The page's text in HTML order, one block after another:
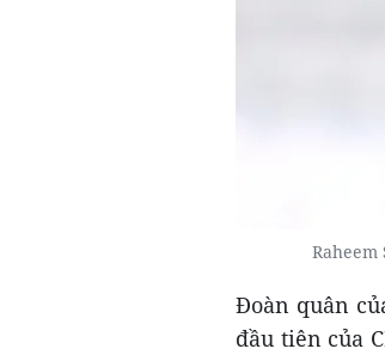
Đoàn quân
đầu tiên của